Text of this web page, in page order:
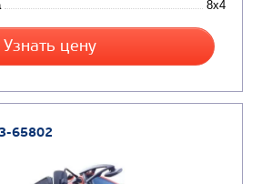
Заказать
65801